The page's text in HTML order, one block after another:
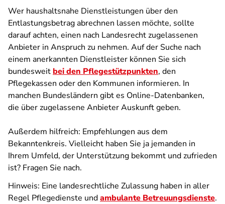
Wer haushaltsnahe Dienstleistungen über den
Entlastungsbetrag abrechnen lassen möchte, sollte
darauf achten, einen nach Landesrecht zugelassenen
Anbieter in Anspruch zu nehmen. Auf der Suche nach
einem anerkannten Dienstleister können Sie sich
bundesweit bei den Pflegestützpunkten, den
Pflegekassen oder den Kommunen informieren. In
manchen Bundesländern gibt es Online-Datenbanken,
die über zugelassene Anbieter Auskunft geben.
Außerdem hilfreich: Empfehlungen aus dem
Bekanntenkreis. Vielleicht haben Sie ja jemanden in
Ihrem Umfeld, der Unterstützung bekommt und zufrieden
ist? Fragen Sie nach.
Hinweis: Eine landesrechtliche Zulassung haben in aller
Regel Pflegedienste undambulante Betreuungsdienste.